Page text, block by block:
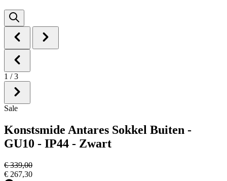
1 / 3
Sale
Konstsmide Antares Sokkel Buiten -
GU10 - IP44 - Zwart
€ 339,00
€ 267,30